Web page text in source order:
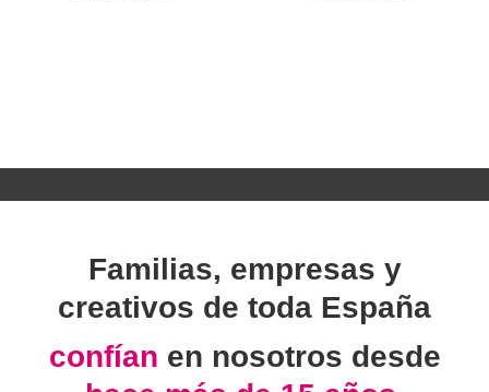
Familias, empresas y
creativos de toda España
confían en nosotros desde